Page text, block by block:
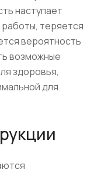
наступает
теряется
вероятность
возможные
здоровья,
для